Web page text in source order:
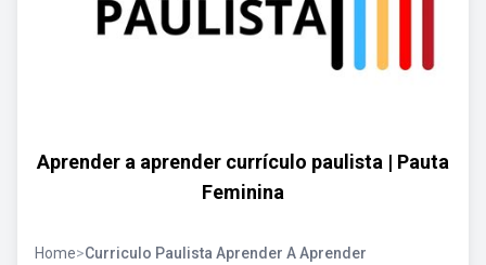
Aprender a aprender currículo paulista | Pauta
Feminina
Home>Curriculo Paulista Aprender A Aprender